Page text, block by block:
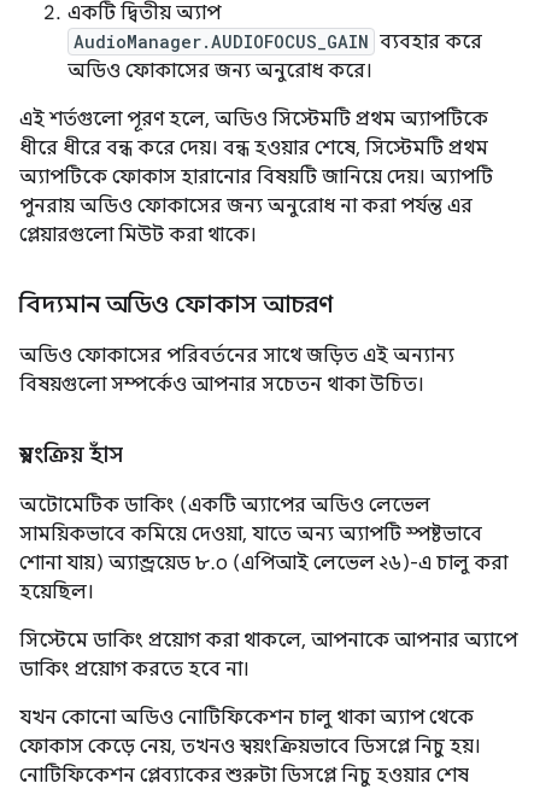
একটি দ্বিতীয় অ্যাপ
AudioManager.AUDIOFOCUS_GAIN ব্যবহার করে
অডিও ফোকাসের জন্য অনুরোধ করে।
এই শর্তগুলো পূরণ হলে, অডিও সিস্টেমটি প্রথম অ্যাপটিকে
ধীরে ধীরে বন্ধ করে দেয়। বন্ধ হওয়ার শেষে, সিস্টেমটি প্রথম
অ্যাপটিকে ফোকাস হারানোর বিষয়টি জানিয়ে দেয়। অ্যাপটি
পুনরায় অডিও ফোকাসের জন্য অনুরোধ না করা পর্যন্ত এর
প্লেয়ারগুলো মিউট করা থাকে।
বিদ্যমান অডিও ফোকাস আচরণ
অডিও ফোকাসের পরিবর্তনের সাথে জড়িত এই অন্যান্য
বিষয়গুলো সম্পর্কেও আপনার সচেতন থাকা উচিত।
স্বয়ংক্রিয় হাঁস
অটোমেটিক ডাকিং (একটি অ্যাপের অডিও লেভেল
সাময়িকভাবে কমিয়ে দেওয়া, যাতে অন্য অ্যাপটি স্পষ্টভাবে
শোনা যায়) অ্যান্ড্রয়েড ৮.০ (এপিআই লেভেল ২৬)-এ চালু করা
হয়েছিল।
সিস্টেমে ডাকিং প্রয়োগ করা থাকলে, আপনাকে আপনার অ্যাপে
ডাকিং প্রয়োগ করতে হবে না।
যখন কোনো অডিও নোটিফিকেশন চালু থাকা অ্যাপ থেকে
ফোকাস কেড়ে নেয়, তখনও স্বয়ংক্রিয়ভাবে ডিসপ্লে নিচু হয়।
নোটিফিকেশন প্লেব্যাকের শুরুটা ডিসপ্লে নিচু হওয়ার শেষ